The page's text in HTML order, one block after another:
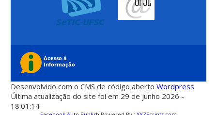
Desenvolvido com o CMS de código abertoWordpress
Última atualização do site foi em 29 de junho 2026 -
18:01:14